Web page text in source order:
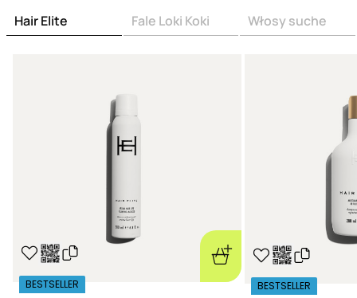
Hair Elite Fale Loki Koki Włosy suche
BESTSELLER BESTSELLER